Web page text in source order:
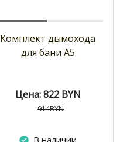
Комплект дымохода
для бани А5
Цена: 822 BYN
914BYN